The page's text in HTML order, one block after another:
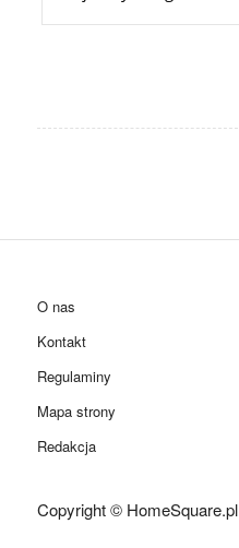
O nas
Kontakt
Regulaminy
Mapa strony
Redakcja
Copyright © HomeSquare.pl